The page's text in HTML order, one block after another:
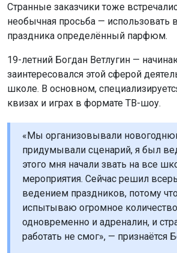
Странные заказчики тоже
необычная просьба — использовать
праздника определённый парфюм.
19-летний Богдан Ветлугин —
заинтересовался этой сферой
школе. В основном,
квизах и играх в формате ТВ-шоу.
«Мы организовывали
придумывали сценарий, я был
этого мня начали звать на все
мероприятия. Сейчас решил
ведением праздников, потому
испытываю огромное
одновременно и адреналин, и
работать не смог», — признаётся